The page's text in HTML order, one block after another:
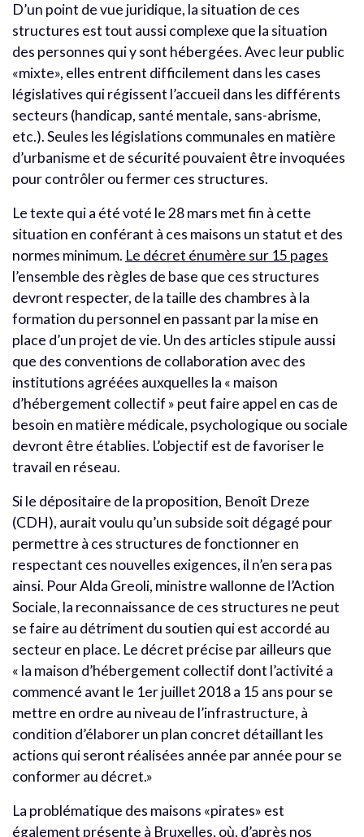
D’un point de vue juridique, la situation de ces
structures est tout aussi complexe que la situation
des personnes qui y sont hébergées. Avec leur public
«mixte», elles entrent difficilement dans les cases
législatives qui régissent l’accueil dans les différents
secteurs (handicap, santé mentale, sans-abrisme,
etc.). Seules les législations communales en matière
d’urbanisme et de sécurité pouvaient être invoquées
pour contrôler ou fermer ces structures.
Le texte qui a été voté le 28 mars met fin à cette
situation en conférant à ces maisons un statut et des
normes minimum. Le décret énumère sur 15 pages
l’ensemble des règles de base que ces structures
devront respecter, de la taille des chambres à la
formation du personnel en passant par la mise en
place d’un projet de vie. Un des articles stipule aussi
que des conventions de collaboration avec des
institutions agréées auxquelles la « maison
d’hébergement collectif » peut faire appel en cas de
besoin en matière médicale, psychologique ou sociale
devront être établies. L’objectif est de favoriser le
travail en réseau.
Si le dépositaire de la proposition, Benoît Dreze
(CDH), aurait voulu qu’un subside soit dégagé pour
permettre à ces structures de fonctionner en
respectant ces nouvelles exigences, il n’en sera pas
ainsi. Pour Alda Greoli, ministre wallonne de l’Action
Sociale, la reconnaissance de ces structures ne peut
se faire au détriment du soutien qui est accordé au
secteur en place. Le décret précise par ailleurs que
« la maison d’hébergement collectif dont l’activité a
commencé avant le 1er juillet 2018 a 15 ans pour se
mettre en ordre au niveau de l’infrastructure, à
condition d’élaborer un plan concret détaillant les
actions qui seront réalisées année par année pour se
conformer au décret.»
La problématique des maisons «pirates» est
également présente à Bruxelles, où, d’après nos